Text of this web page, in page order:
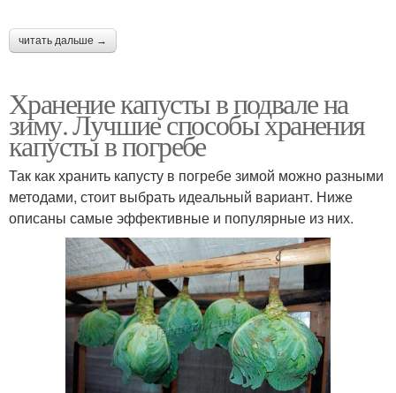
читать дальше →
Хранение капусты в подвале на
зиму. Лучшие способы хранения
капусты в погребе
Так как хранить капусту в погребе зимой можно разными
методами, стоит выбрать идеальный вариант. Ниже
описаны самые эффективные и популярные из них.